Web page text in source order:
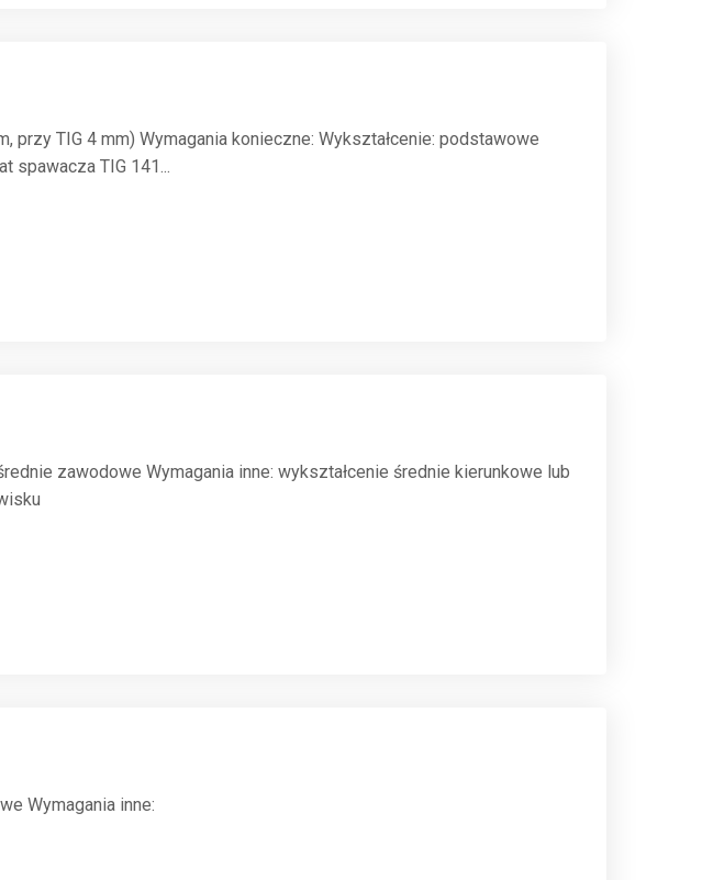
przy TIG 4 mm) Wymagania konieczne: Wykształcenie: podstawowe
spawacza TIG 141...
zawodowe Wymagania inne: wykształcenie średnie kierunkowe lub
Wymagania inne: